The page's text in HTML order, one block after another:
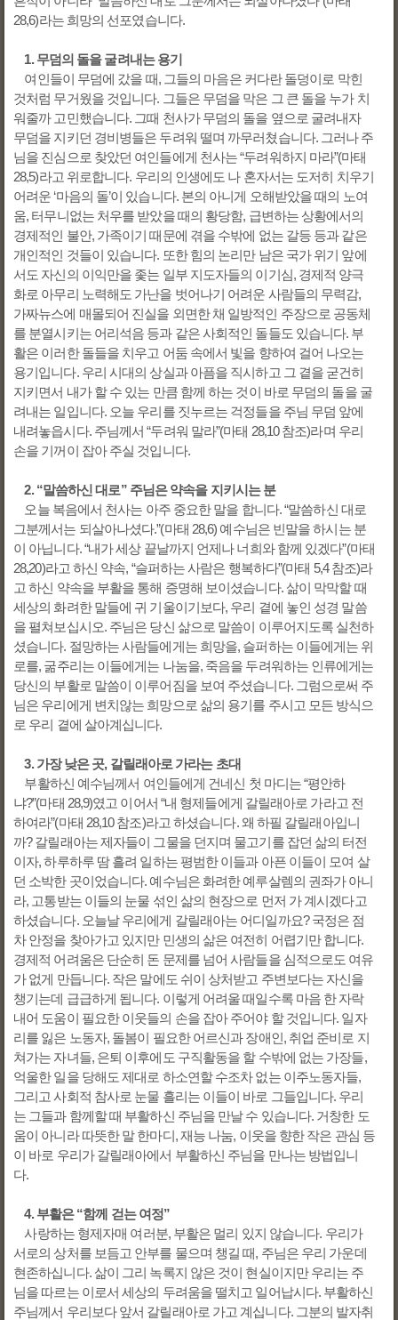
28,6)라는 희망의 선포였습니다.
1. 무덤의 돌을 굴려내는 용기
여인들이 무덤에 갔을 때, 그들의 마음은 커다란 돌덩이로 막힌
것처럼 무거웠을 것입니다. 그들은 무덤을 막은 그 큰 돌을 누가 치
워줄까 고민했습니다. 그때 천사가 무덤의 돌을 옆으로 굴려내자
무덤을 지키던 경비병들은 두려워 떨며 까무러쳤습니다. 그러나 주
님을 진심으로 찾았던 여인들에게 천사는 “두려워하지 마라”(마태
28,5)라고 위로합니다. 우리의 인생에도 나 혼자서는 도저히 치우기
어려운 ‘마음의 돌’이 있습니다. 본의 아니게 오해받았을 때의 노여
움, 터무니없는 처우를 받았을 때의 황당함, 급변하는 상황에서의
경제적인 불안, 가족이기 때문에 겪을 수밖에 없는 갈등 등과 같은
개인적인 것들이 있습니다. 또한 힘의 논리만 남은 국가 위기 앞에
서도 자신의 이익만을 좇는 일부 지도자들의 이기심, 경제적 양극
화로 아무리 노력해도 가난을 벗어나기 어려운 사람들의 무력감,
가짜뉴스에 매몰되어 진실을 외면한 채 일방적인 주장으로 공동체
를 분열시키는 어리석음 등과 같은 사회적인 돌들도 있습니다. 부
활은 이러한 돌들을 치우고 어둠 속에서 빛을 향하여 걸어 나오는
용기입니다. 우리 시대의 상실과 아픔을 직시하고 그 곁을 굳건히
지키면서 내가 할 수 있는 만큼 함께 하는 것이 바로 무덤의 돌을 굴
려내는 일입니다. 오늘 우리를 짓누르는 걱정들을 주님 무덤 앞에
내려놓읍시다. 주님께서 “두려워 말라”(마태 28,10 참조)라며 우리
손을 기꺼이 잡아 주실 것입니다.
2. “말씀하신 대로” 주님은 약속을 지키시는 분
오늘 복음에서 천사는 아주 중요한 말을 합니다. “말씀하신 대로
그분께서는 되살아나셨다.”(마태 28,6) 예수님은 빈말을 하시는 분
이 아닙니다. “내가 세상 끝날까지 언제나 너희와 함께 있겠다”(마태
28,20)라고 하신 약속, “슬퍼하는 사람은 행복하다”(마태 5,4 참조)라
고 하신 약속을 부활을 통해 증명해 보이셨습니다. 삶이 막막할 때
세상의 화려한 말들에 귀 기울이기보다, 우리 곁에 놓인 성경 말씀
을 펼쳐보십시오. 주님은 당신 삶으로 말씀이 이루어지도록 실천하
셨습니다. 절망하는 사람들에게는 희망을, 슬퍼하는 이들에게는 위
로를, 굶주리는 이들에게는 나눔을, 죽음을 두려워하는 인류에게는
당신의 부활로 말씀이 이루어짐을 보여 주셨습니다. 그럼으로써 주
님은 우리에게 변치않는 희망으로 삶의 용기를 주시고 모든 방식으
로 우리 곁에 살아계십니다.
3. 가장 낮은 곳, 갈릴래아로 가라는 초대
부활하신 예수님께서 여인들에게 건네신 첫 마디는 “평안하
냐?”(마태 28,9)였고 이어서 “내 형제들에게 갈릴래아로 가라고 전
하여라”(마태 28,10 참조)라고 하셨습니다. 왜 하필 갈릴래아입니
까? 갈릴래아는 제자들이 그물을 던지며 물고기를 잡던 삶의 터전
이자, 하루하루 땀 흘려 일하는 평범한 이들과 아픈 이들이 모여 살
던 소박한 곳이었습니다. 예수님은 화려한 예루살렘의 권좌가 아니
라, 고통받는 이들의 눈물 섞인 삶의 현장으로 먼저 가 계시겠다고
하셨습니다. 오늘날 우리에게 갈릴래아는 어디일까요? 국정은 점
차 안정을 찾아가고 있지만 민생의 삶은 여전히 어렵기만 합니다.
경제적 어려움은 단순히 돈 문제를 넘어 사람들을 심적으로도 여유
가 없게 만듭니다. 작은 말에도 쉬이 상처받고 주변보다는 자신을
챙기는데 급급하게 됩니다. 이렇게 어려울 때일수록 마음 한 자락
내어 도움이 필요한 이웃들의 손을 잡아 주어야 할 것입니다. 일자
리를 잃은 노동자, 돌봄이 필요한 어르신과 장애인, 취업 준비로 지
쳐가는 자녀들, 은퇴 이후에도 구직활동을 할 수밖에 없는 가장들,
억울한 일을 당해도 제대로 하소연할 수조차 없는 이주노동자들,
그리고 사회적 참사로 눈물 흘리는 이들이 바로 그들입니다. 우리
는 그들과 함께할 때 부활하신 주님을 만날 수 있습니다. 거창한 도
움이 아니라 따뜻한 말 한마디, 재능 나눔, 이웃을 향한 작은 관심 등
이 바로 우리가 갈릴래아에서 부활하신 주님을 만나는 방법입니
다.
4. 부활은 “함께 걷는 여정”
사랑하는 형제자매 여러분, 부활은 멀리 있지 않습니다. 우리가
서로의 상처를 보듬고 안부를 물으며 챙길 때, 주님은 우리 가운데
현존하십니다. 삶이 그리 녹록지 않은 것이 현실이지만 우리는 주
님을 따르는 이로서 세상의 두려움을 떨치고 일어납시다. 부활하신
주님께서 우리보다 앞서 갈릴래아로 가고 계십니다. 그분의 발자취